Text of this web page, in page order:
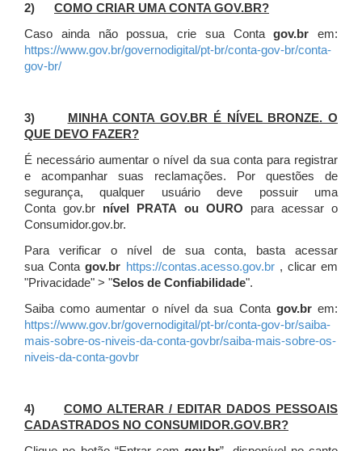
2) COMO CRIAR UMA CONTA GOV.BR?
Caso ainda não possua, crie sua Contagov.br em:
https://www.gov.br/governodigital/pt-br/conta-gov-br/conta-
gov-br/
3)
MINHA CONTA GOV.BR É NÍVEL BRONZE. O
QUE DEVO FAZER?
É necessário aumentar o nível da sua conta para registrar
e acompanhar suas reclamações. Por questões de
segurança, qualquer usuário deve possuir uma
Conta gov.br nível PRATA ou OURO para acessar o
Consumidor.gov.br.
Para verificar o nível de sua conta, basta acessar
sua Contagov.br https://contas.acesso.gov.br, clicar em
"Privacidade" > "Selos de Confiabilidade".
Saiba como aumentar o nível da sua Conta gov.brem:
https://www.gov.br/governodigital/pt-br/conta-gov-br/saiba-
mais-sobre-os-niveis-da-conta-govbr/saiba-mais-sobre-os-
niveis-da-conta-govbr
4) COMO ALTERAR / EDITAR DADOS PESSOAIS
CADASTRADOS NO CONSUMIDOR.GOV.BR?